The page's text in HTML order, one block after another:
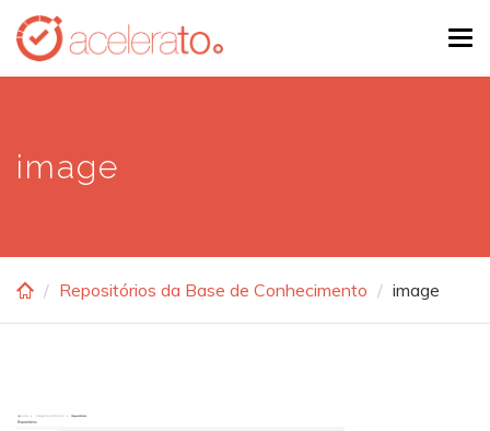
Skip
main
image
Repositórios da Base de Conhecimento image